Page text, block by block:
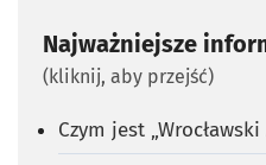
Najważniejsze
(kliknij, aby przejść)
Czym jest